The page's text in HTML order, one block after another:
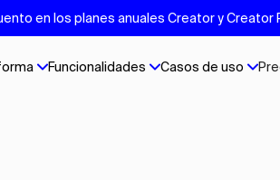
en los planes anuales Creator y
Funcionalidades Casos de uso